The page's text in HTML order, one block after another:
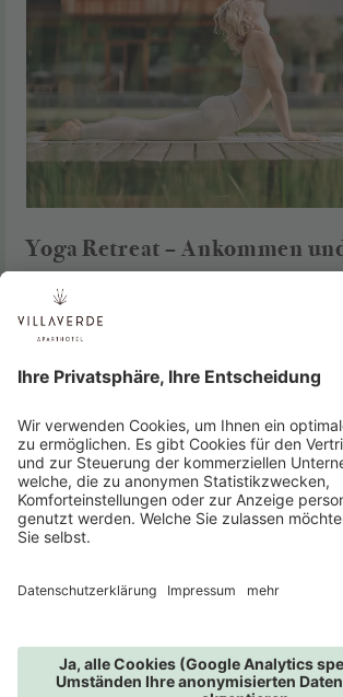
Yoga Retreat – Ankommen
29.10.2026 - 01.11.2026
3 Nächte
ab 960,00 € pro Person